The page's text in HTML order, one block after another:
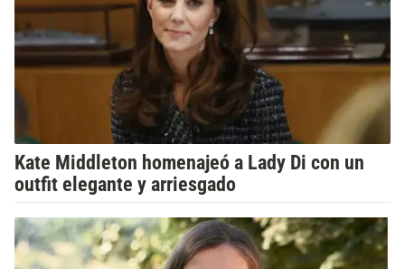
Kate Middleton homenajeó a Lady Di con un
outfit elegante y arriesgado